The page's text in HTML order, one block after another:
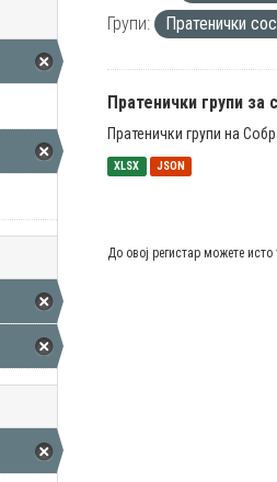
Групи:
Пратенички
Пратенички групи за
Пратенички групи на
XLSX JSON
До овој регистар можете